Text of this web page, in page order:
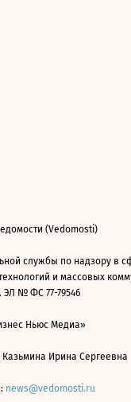
(Vedomosti)
службы по надзору в
и массовых
ЭЛ № ФС 77-79546
Ньюс Медиа»
Казьмина Ирина Сергеевна
news@vedomosti.ru